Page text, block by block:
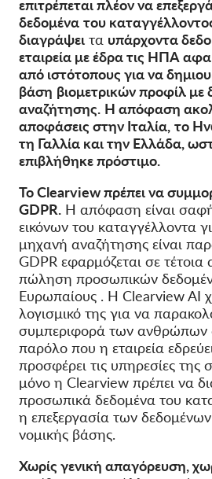
επιτρέπεται πλέον να
δεδομένα του
διαγράψει τα υπάρχοντα
εταιρεία με έδρα τις ΗΠΑ
από ιστότοπους για να
βάση βιομετρικών προφίλ με
αναζήτησης. Η απόφαση
αποφάσεις στην Ιταλία, το
τη Γαλλία και την Ελλάδα,
επιβλήθηκε πρόστιμο.
Το Clearview πρέπει να
GDPR. Η απόφαση είναι
εικόνων του καταγγέλλοντα
μηχανή αναζήτησης είναι
GDPR εφαρμόζεται σε τέτοια
πώληση προσωπικών
Ευρωπαίους . Η Clearview AI
λογισμικό της για να
συμπεριφορά των ανθρώπων
παρόλο που η εταιρεία
προσφέρει τις υπηρεσίες της
μόνο η Clearview πρέπει να
προσωπικά δεδομένα του
η επεξεργασία των δεδομένων
νομικής βάσης.
Χωρίς γενική απαγόρευση,